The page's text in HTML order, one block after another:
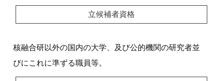
立候補者資格
核融合研以外の国内の大学、及び公的機関の研究者並
びにこれに準ずる職員等。